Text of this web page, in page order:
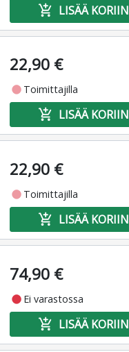
add_shopping_cart LISÄÄ KORIIN
22,90 €
fiber_manual_record Toimittajilla
add_shopping_cart LISÄÄ KORIIN
22,90 €
fiber_manual_record Toimittajilla
add_shopping_cart LISÄÄ KORIIN
74,90 €
fiber_manual_record Ei varastossa
add_shopping_cart LISÄÄ KORIIN